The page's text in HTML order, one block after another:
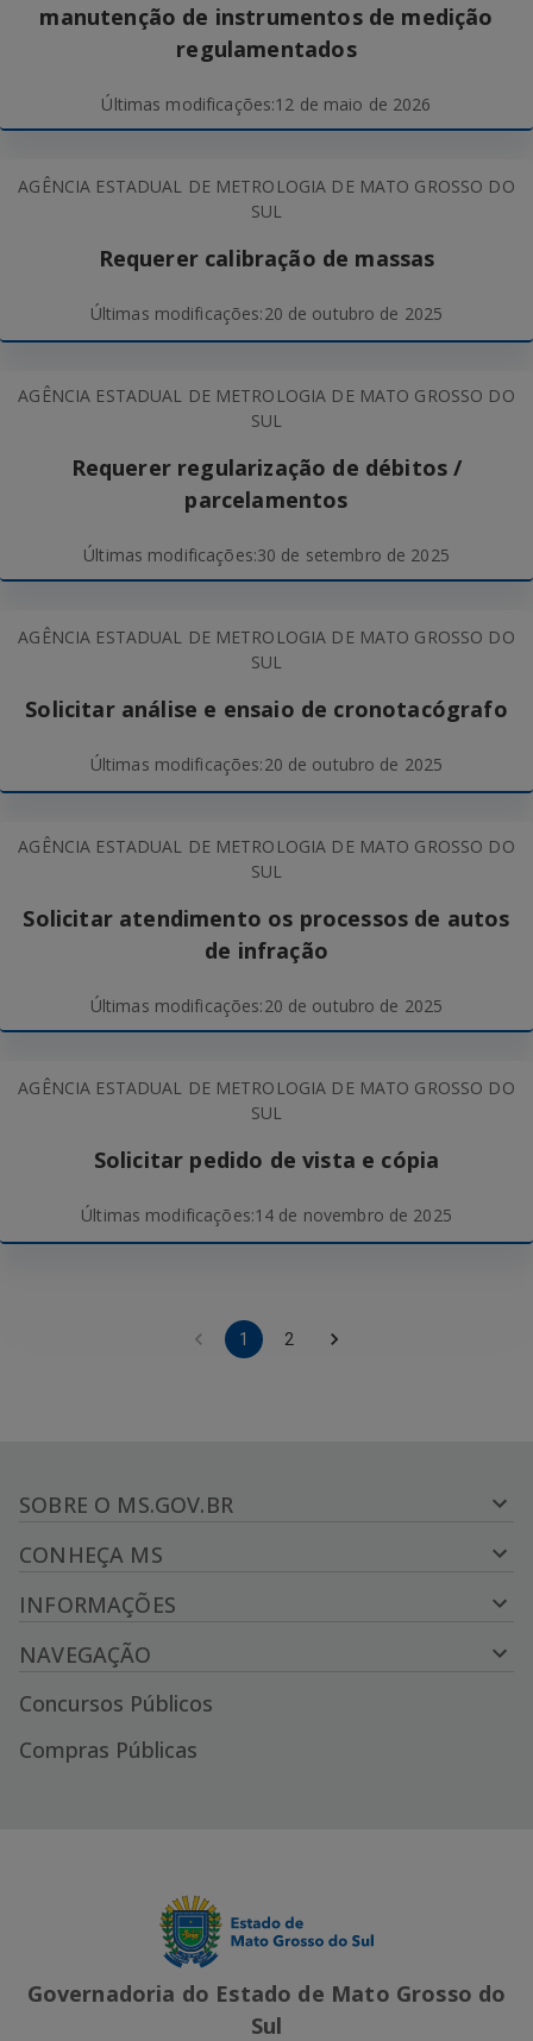
manutenção de instrumentos de medição
regulamentados
Últimas modificações:12 de maio de 2026
AGÊNCIA ESTADUAL DE METROLOGIA DE MATO GROSSO DO
SUL
Requerer calibração de massas
Últimas modificações:20 de outubro de 2025
AGÊNCIA ESTADUAL DE METROLOGIA DE MATO GROSSO DO
SUL
Requerer regularização de débitos /
parcelamentos
Últimas modificações:30 de setembro de 2025
AGÊNCIA ESTADUAL DE METROLOGIA DE MATO GROSSO DO
SUL
Solicitar análise e ensaio de cronotacógrafo
Últimas modificações:20 de outubro de 2025
AGÊNCIA ESTADUAL DE METROLOGIA DE MATO GROSSO DO
SUL
Solicitar atendimento os processos de autos
de infração
Últimas modificações:20 de outubro de 2025
AGÊNCIA ESTADUAL DE METROLOGIA DE MATO GROSSO DO
SUL
Solicitar pedido de vista e cópia
Últimas modificações:14 de novembro de 2025
1 2
SOBRE O MS.GOV.BR
CONHEÇA MS
INFORMAÇÕES
NAVEGAÇÃO
Concursos Públicos
Compras Públicas
Governadoria do Estado de Mato Grosso do
Sul